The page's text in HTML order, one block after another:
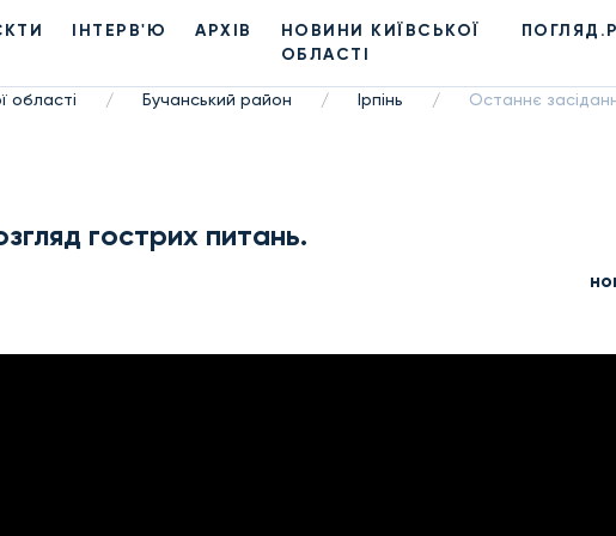
ІНТЕРВ'Ю АРХІВ
НОВИНИ КИЇВСЬКОЇ
ОБЛАСТІ
області / Бучанський район / Ірпінь / Останнє
гострих питань.